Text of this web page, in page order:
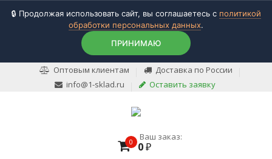
🔒 Продолжая использовать сайт, вы соглашаетесь с политикой
обработки персональных данных.
ПРИНИМАЮ
Оптовым клиентам
Доставка по России
info@1-sklad.ru
Оставить заявку
0 Ваш заказ:
0 ₽